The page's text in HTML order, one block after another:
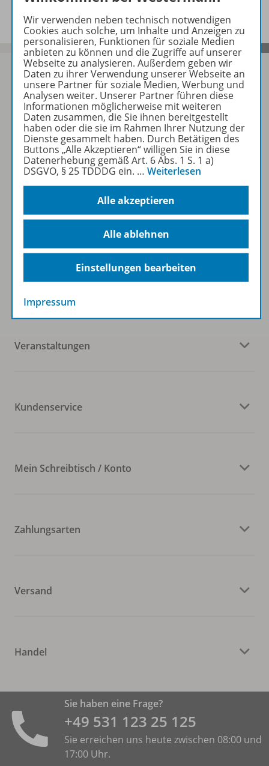
Sofort profitieren
Zum Newsletter anmelden
Folgen Sie uns auf Social Media
Westermann Gruppe
Veranstaltungen
Kundenservice
Mein Schreibtisch / Konto
Zahlungsarten
Versand
Handel
Sie haben eine Frage?
+49 531 ­123 25 125
Sie erreichen uns heute zwischen 08:00 und
17:00 Uhr.
Wir verwenden neben technisch notwendigen
Cookies auch solche, um Inhalte und Anzeigen zu
personalisieren, Funktionen für soziale Medien
anbieten zu können und die Zugriffe auf unserer
Webseite zu analysieren. Außerdem geben wir
Daten zu ihrer Verwendung unserer Webseite an
unsere Partner für soziale Medien, Werbung und
Analysen weiter. Unserer Partner führen diese
Informationen möglicherweise mit weiteren
Daten zusammen, die Sie ihnen bereitgestellt
haben oder die sie im Rahmen Ihrer Nutzung der
Dienste gesammelt haben. Durch Betätigen des
Buttons „Alle Akzeptieren“ willigen Sie in diese
Datenerhebung gemäß Art. 6 Abs. 1 S. 1 a)
DSGVO, § 25 TDDDG ein. … Weiterlesen
Alle akzeptieren
Alle ablehnen
Einstellungen bearbeiten
Impressum